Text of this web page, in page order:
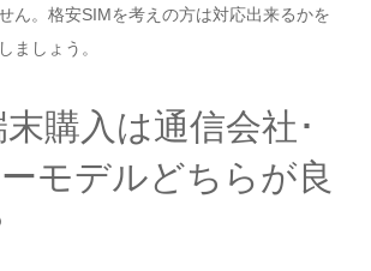
ん。格安SIMを考えの方は対応出来るかを
ましょう。
購入は通信会社･
モデルどちらが良